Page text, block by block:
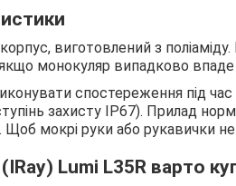
виготовлений з поліаміду.
монокуляр випадково впаде
спостереження під час
захисту IP67). Прилад
Щоб мокрі руки або рукавички
Lumi L35R варто